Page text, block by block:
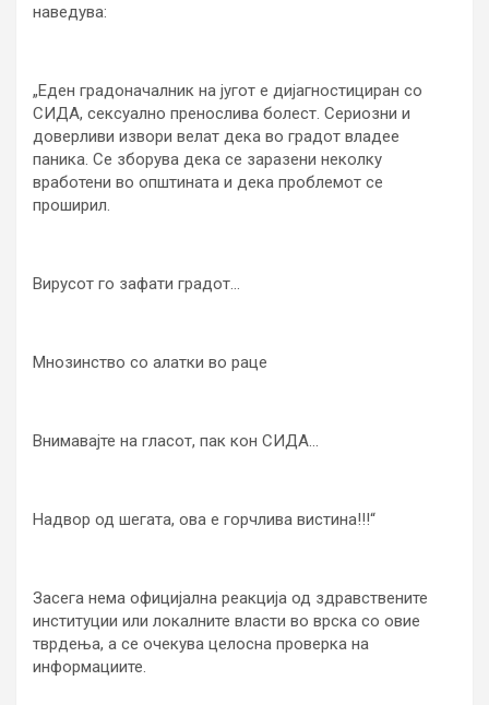
наведува:
„Еден градоначалник на југот е дијагностициран со
СИДА, сексуално пренослива болест. Сериозни и
доверливи извори велат дека во градот владее
паника. Се зборува дека се заразени неколку
вработени во општината и дека проблемот се
проширил.
Вирусот го зафати градот…
Мнозинство со алатки во раце
Внимавајте на гласот, пак кон СИДА…
Надвор од шегата, ова е горчлива вистина!!!“
Засега нема официјална реакција од здравствените
институции или локалните власти во врска со овие
тврдења, а се очекува целосна проверка на
информациите.